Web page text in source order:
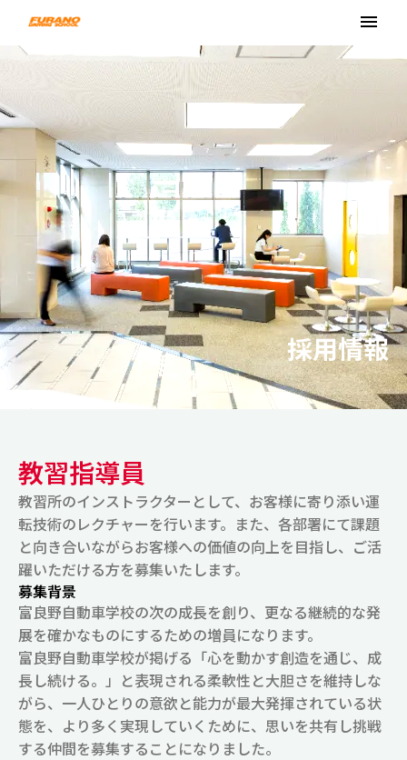
採用情報
教習指導員
教習所のインストラクターとして、お客様に寄り添い運
転技術のレクチャーを行います。また、各部署にて課題
と向き合いながらお客様への価値の向上を目指し、ご活
躍いただける方を募集いたします。
募集背景
富良野自動車学校の次の成長を創り、更なる継続的な発
展を確かなものにするための増員になります。
富良野自動車学校が掲げる「心を動かす創造を通じ、成
長し続ける。」と表現される柔軟性と大胆さを維持しな
がら、一人ひとりの意欲と能力が最大発揮されている状
態を、より多く実現していくために、思いを共有し挑戦
する仲間を募集することになりました。
menu